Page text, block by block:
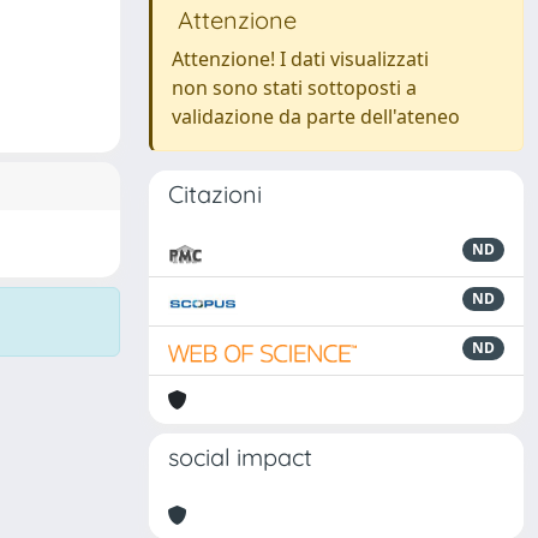
Attenzione
Attenzione! I dati visualizzati
non sono stati sottoposti a
validazione da parte dell'ateneo
Citazioni
ND
ND
ND
social impact